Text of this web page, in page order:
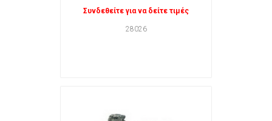
Συνδεθείτε για να δείτε τιμές
28026